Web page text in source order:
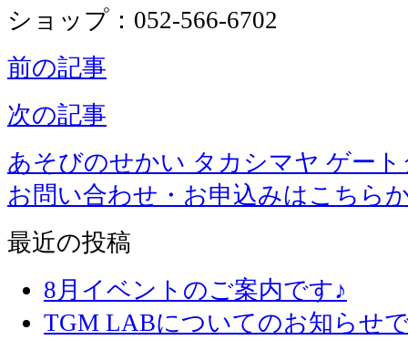
ショップ：052-566-6702
前の記事
次の記事
あそびのせかい タカシマヤ ゲー
お問い合わせ・お申込みはこちら
最近の投稿
8月イベントのご案内です♪
TGM LABについてのお知らせ